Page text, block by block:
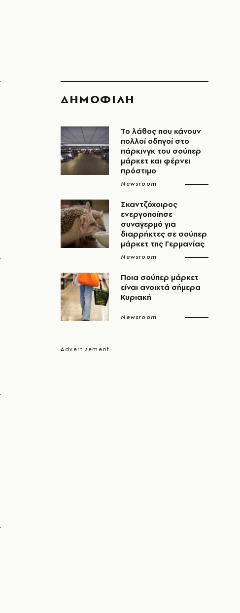
ΔΗΜΟΦΙΛΗ
Το λάθος που κάνουν
πολλοί οδηγοί στο
πάρκινγκ του σούπερ
μάρκετ και φέρνει
πρόστιμο
Newsroom
Σκαντζόχοιρος
ενεργοποίησε
συναγερμό για
διαρρήκτες σε σούπερ
μάρκετ της Γερμανίας
Newsroom
Ποια σούπερ μάρκετ
είναι ανοιχτά σήμερα
Κυριακή
Newsroom